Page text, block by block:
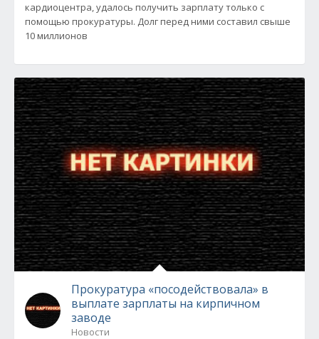
кардиоцентра, удалось получить зарплату только с
помощью прокуратуры. Долг перед ними составил свыше
10 миллионов
Прокуратура «посодействовала» в
выплате зарплаты на кирпичном
заводе
Новости